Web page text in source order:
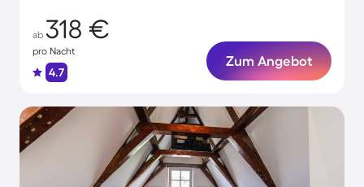
ab 318 €
pro Nacht
4.7
Zum Angebot